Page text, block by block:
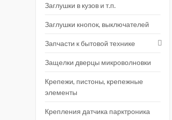
Заглушки в кузов и т.п.
Заглушки кнопок, выключателей
Запчасти к бытовой технике
Защелки дверцы микроволновки
Крепежи, пистоны, крепежные
элементы
Крепления датчика парктроника